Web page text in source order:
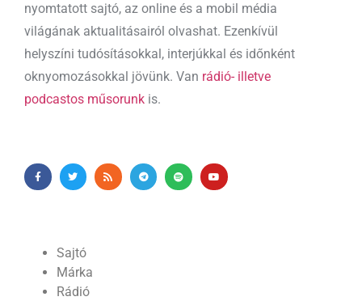
nyomtatott sajtó, az online és a mobil média
világának aktualitásairól olvashat. Ezenkívül
helyszíni tudósításokkal, interjúkkal és időnként
oknyomozásokkal jövünk. Van rádió- illetve
podcastos műsorunk is.
Sajtó
Márka
Rádió